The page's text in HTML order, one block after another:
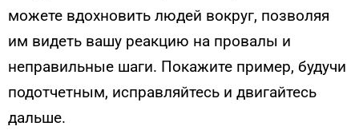
можете вдохновить людей вокруг, позволяя
им видеть вашу реакцию на провалы и
неправильные шаги. Покажите пример, будучи
подотчетным, исправляйтесь и двигайтесь
дальше.